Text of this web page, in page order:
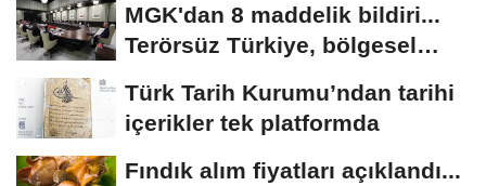
MGK'dan 8 maddelik bildiri...
Terörsüz Türkiye, bölgesel
Türk Tarih Kurumu’ndan tarihi
içerikler tek platformda
Fındık alım fiyatları açıklandı...